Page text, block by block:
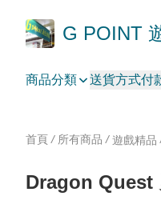
G POINT
商品分類 送貨方式付
首頁 / 所有商品 / 遊戲精品
Dragon Quest